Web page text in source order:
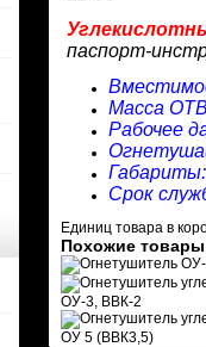
паспорт-
Масса
Рабочее
Срок
Единиц товара в
Похожие товары
ОУ-3, ВВК-2
ОУ 5 (ВВК3,5)